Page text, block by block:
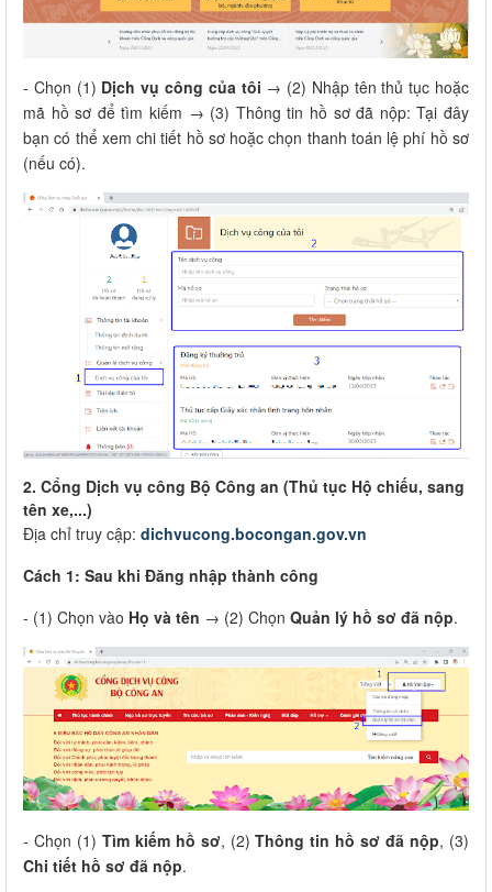
- Chọn (1) Dịch vụ công của tôi → (2) Nhập tên thủ tục hoặc
mã hồ sơ để tìm kiếm → (3) Thông tin hồ sơ đã nộp: Tại đây
bạn có thể xem chi tiết hồ sơ hoặc chọn thanh toán lệ phí hồ sơ
(nếu có).
2. Cổng Dịch vụ công Bộ Công an (Thủ tục Hộ chiếu, sang
tên xe,...)
Địa chỉ truy cập: dichvucong.bocongan.gov.vn
Cách 1: Sau khi Đăng nhập thành công
- (1) Chọn vào Họ và tên → (2) Chọn Quản lý hồ sơ đã nộp.
- Chọn (1) Tìm kiếm hồ sơ, (2)Thông tin hồ sơ đã nộp, (3)
Chi tiết hồ sơ đã nộp.